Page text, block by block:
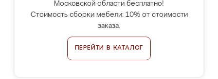
Московской области бесплатно!
Стоимость сборки мебели: 10% от стоимости
заказа.
ПЕРЕЙТИ В КАТАЛОГ